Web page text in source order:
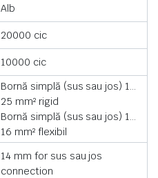
Alb
20000 cic
10000 cic
Bornă simplă (sus sau jos) 1…
25 mm² rigid
Bornă simplă (sus sau jos) 1…
16 mm² flexibil
14 mm for sus sau jos
connection